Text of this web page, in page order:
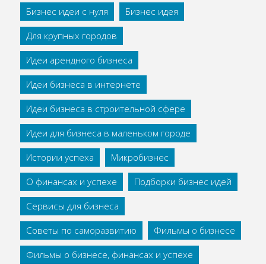
Бизнес идеи с нуля
Бизнес идея
Для крупных городов
Идеи арендного бизнеса
Идеи бизнеса в интернете
Идеи бизнеса в строительной сфере
Идеи для бизнеса в маленьком городе
Истории успеха
Микробизнес
О финансах и успехе
Подборки бизнес идей
Сервисы для бизнеса
Советы по саморазвитию
Фильмы о бизнесе
Фильмы о бизнесе, финансах и успехе